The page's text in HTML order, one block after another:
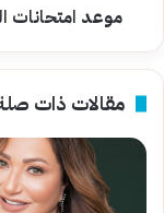
موعد امتحانات
مقالات ذات